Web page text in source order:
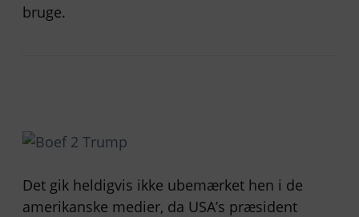
bruge.
Det gik heldigvis ikke ubemærket hen i de
amerikanske medier, da USA’s præsident